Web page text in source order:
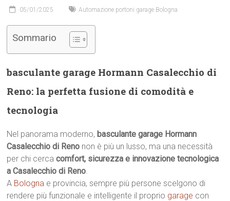
05/01/2025 Automazione portoni garage Bologna
Sommario
basculante garage Hormann Casalecchio di
Reno: la perfetta fusione di comodità e
tecnologia
Nel panorama moderno, basculante garage Hormann
Casalecchio di Reno non è più un lusso, ma una necessità
per chi cercacomfort, sicurezza e innovazione tecnologica
a Casalecchio di Reno.
A Bologna e provincia, sempre più persone scelgono di
rendere più funzionale e intelligente il proprio garage con